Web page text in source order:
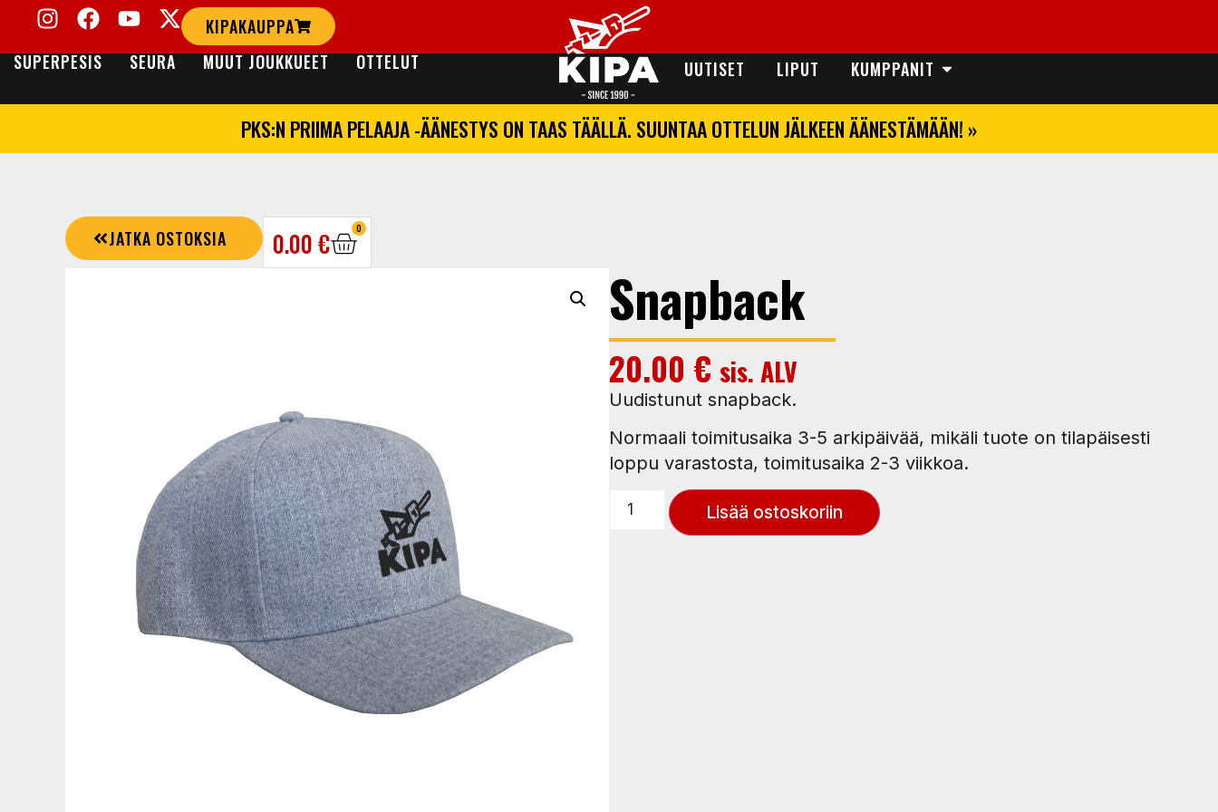
KIPAKAUPPA
SUPERPESIS
SEURA MUUT JOUKKUEET OTTELUT UUTISET LIPUT KUMPPANIT
PKS:N PRIIMA PELAAJA -ÄÄNESTYS ON TAAS TÄÄLLÄ. SUUNTAA OTTELUN JÄLKEEN ÄÄNESTÄMÄÄN! »
JATKA OSTOKSIA 0.00€ 0
Snapback
20.00 € sis. ALV
Uudistunut snapback.
Normaali toimitusaika 3-5 arkipäivää, mikäli tuote on tilapäisesti
loppu varastosta, toimitusaika 2-3 viikkoa.
Lisää ostoskoriin